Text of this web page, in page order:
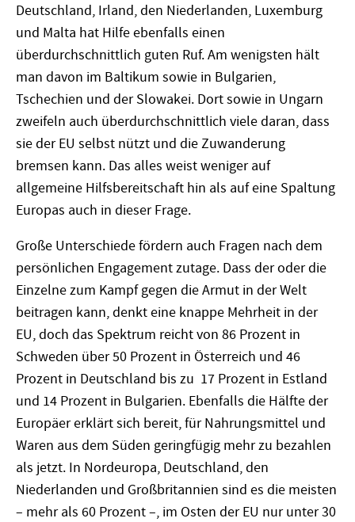
Deutschland, Irland, den Niederlanden, Luxemburg
und Malta hat Hilfe ebenfalls einen
überdurchschnittlich guten Ruf. Am wenigsten hält
man davon im Baltikum sowie in Bulgarien,
Tschechien und der Slowakei. Dort sowie in Ungarn
zweifeln auch überdurchschnittlich viele daran, dass
sie der EU selbst nützt und die Zuwanderung
bremsen kann. Das alles weist weniger auf
allgemeine Hilfsbereitschaft hin als auf eine Spaltung
Europas auch in dieser Frage.
Große Unterschiede fördern auch Fragen nach dem
persönlichen Engagement zutage. Dass der oder die
Einzelne zum Kampf gegen die Armut in der Welt
beitragen kann, denkt eine knappe Mehrheit in der
EU, doch das Spektrum reicht von 86 Prozent in
Schweden über 50 Prozent in Österreich und 46
Prozent in Deutschland bis zu 17 Prozent in Estland
und 14 Prozent in Bulgarien. Ebenfalls die Hälfte der
Europäer erklärt sich bereit, für Nahrungsmittel und
Waren aus dem Süden geringfügig mehr zu bezahlen
als jetzt. In Nordeuropa, Deutschland, den
Niederlanden und Großbritannien sind es die meisten
– mehr als 60 Prozent –, im Osten der EU nur unter 30